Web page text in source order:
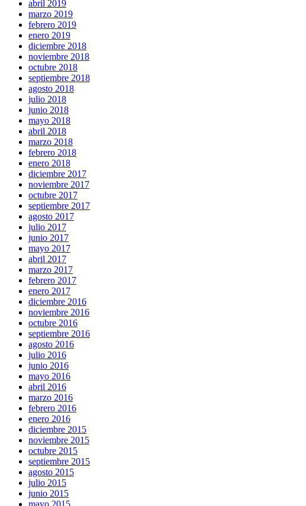
abril 2019
marzo 2019
febrero 2019
enero 2019
diciembre 2018
noviembre 2018
octubre 2018
septiembre 2018
agosto 2018
julio 2018
junio 2018
mayo 2018
abril 2018
marzo 2018
febrero 2018
enero 2018
diciembre 2017
noviembre 2017
octubre 2017
septiembre 2017
agosto 2017
julio 2017
junio 2017
mayo 2017
abril 2017
marzo 2017
febrero 2017
enero 2017
diciembre 2016
noviembre 2016
octubre 2016
septiembre 2016
agosto 2016
julio 2016
junio 2016
mayo 2016
abril 2016
marzo 2016
febrero 2016
enero 2016
diciembre 2015
noviembre 2015
octubre 2015
septiembre 2015
agosto 2015
julio 2015
junio 2015
mayo 2015